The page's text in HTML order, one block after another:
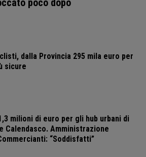
dalla Provincia 295 mila euro per
sicure
milioni di euro per gli hub urbani di
Calendasco. Amministrazione
“Soddisfatti”